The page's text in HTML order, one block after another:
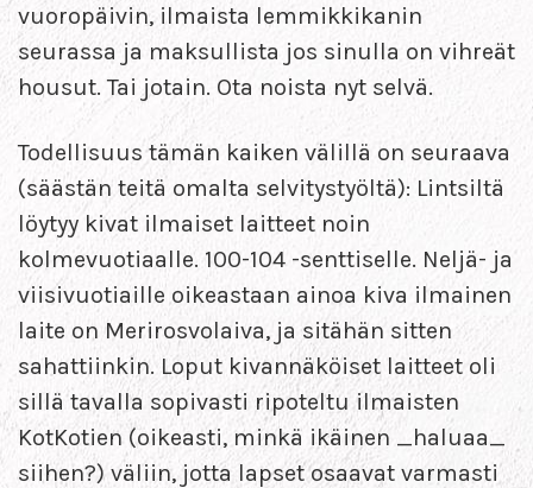
vuoropäivin, ilmaista lemmikkikanin
seurassa ja maksullista jos sinulla on vihreät
housut. Tai jotain. Ota noista nyt selvä.
Todellisuus tämän kaiken välillä on seuraava
(säästän teitä omalta selvitystyöltä): Lintsiltä
löytyy kivat ilmaiset laitteet noin
kolmevuotiaalle. 100-104 -senttiselle. Neljä- ja
viisivuotiaille oikeastaan ainoa kiva ilmainen
laite on Merirosvolaiva, ja sitähän sitten
sahattiinkin. Loput kivannäköiset laitteet oli
sillä tavalla sopivasti ripoteltu ilmaisten
KotKotien (oikeasti, minkä ikäinen _haluaa_
siihen?) väliin, jotta lapset osaavat varmasti